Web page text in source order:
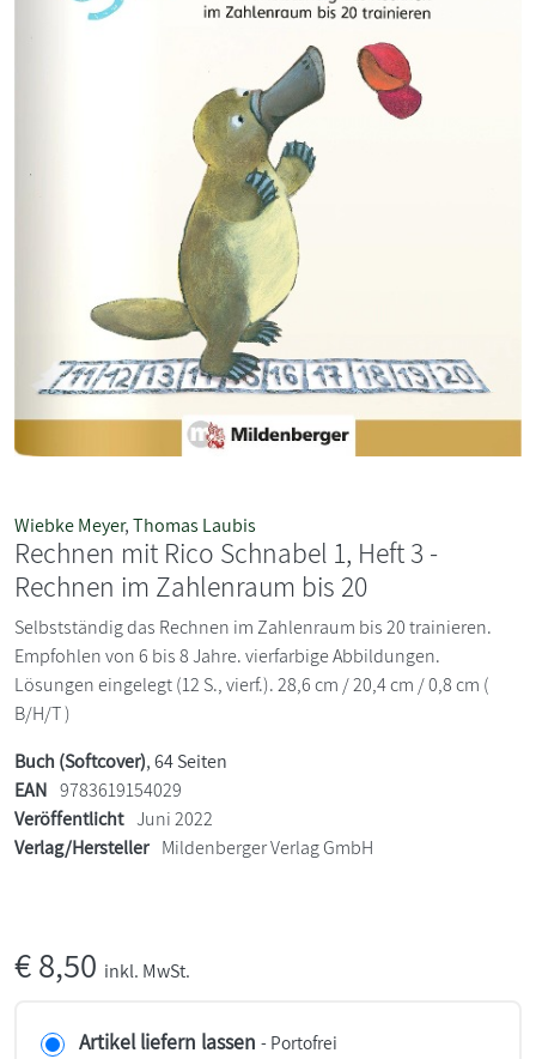
Wiebke Meyer,Thomas Laubis
Rechnen mit Rico Schnabel 1, Heft 3 -
Rechnen im Zahlenraum bis 20
Selbstständig das Rechnen im Zahlenraum bis 20 trainieren.
Empfohlen von 6 bis 8 Jahre. vierfarbige Abbildungen.
Lösungen eingelegt (12 S., vierf.). 28,6 cm / 20,4 cm / 0,8 cm (
B/H/T )
Buch (Softcover), 64 Seiten
EAN 9783619154029
Veröffentlicht Juni 2022
Verlag/Hersteller Mildenberger Verlag GmbH
€8,50 inkl. MwSt.
Artikel liefern lassen - Portofrei